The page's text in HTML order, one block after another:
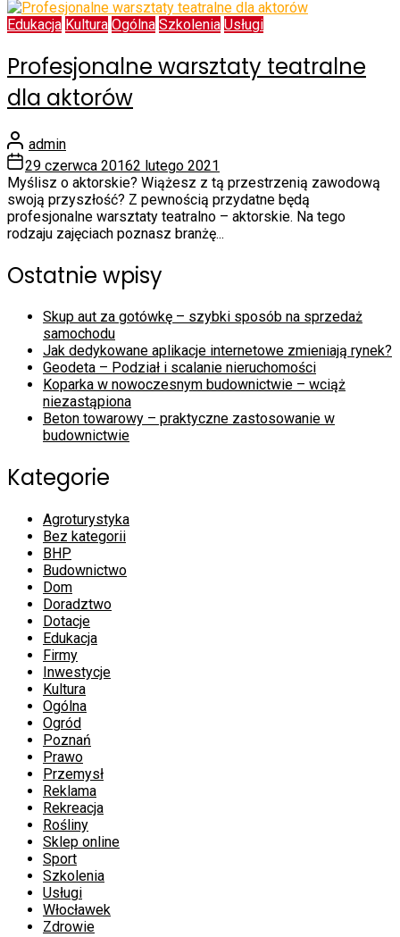
Edukacja Kultura Ogólna Szkolenia Usługi
Profesjonalne warsztaty teatralne
dla aktorów
admin
29 czerwca 20162 lutego 2021
Myślisz o aktorskie? Wiążesz z tą przestrzenią zawodową
swoją przyszłość? Z pewnością przydatne będą
profesjonalne warsztaty teatralno – aktorskie. Na tego
rodzaju zajęciach poznasz branżę...
Ostatnie wpisy
Skup aut za gotówkę – szybki sposób na sprzedaż
samochodu
Jak dedykowane aplikacje internetowe zmieniają rynek?
Geodeta – Podział i scalanie nieruchomości
Koparka w nowoczesnym budownictwie – wciąż
niezastąpiona
Beton towarowy – praktyczne zastosowanie w
budownictwie
Kategorie
Agroturystyka
Bez kategorii
BHP
Budownictwo
Dom
Doradztwo
Dotacje
Edukacja
Firmy
Inwestycje
Kultura
Ogólna
Ogród
Poznań
Prawo
Przemysł
Reklama
Rekreacja
Rośliny
Sklep online
Sport
Szkolenia
Usługi
Włocławek
Zdrowie